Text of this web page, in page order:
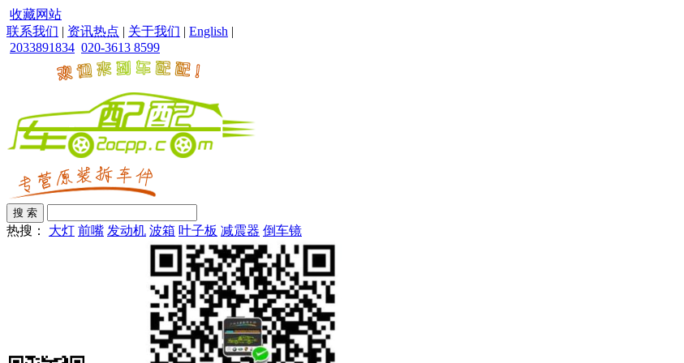
收藏网站
联系我们 | 资讯热点 | 关于我们 | English |
2033891834 020-3613 8599
热搜： 大灯 前嘴 发动机 波箱 叶子板 减震器 倒车镜